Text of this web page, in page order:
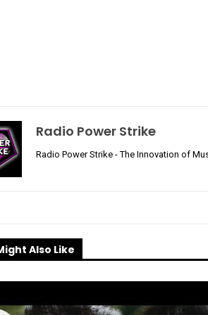
Radio Power Strike
Radio Power Strike - The Innovation of
Also Like